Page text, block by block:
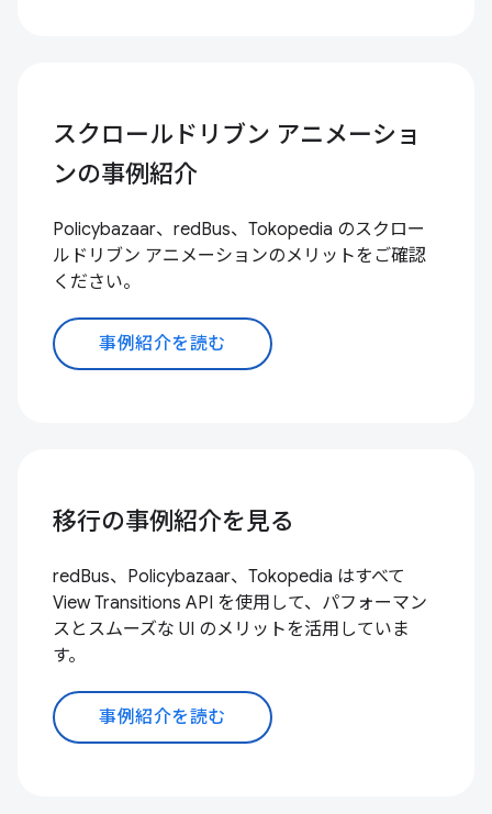
スクロールドリブン アニメーショ
ンの事例紹介
Policybazaar、redBus、Tokopedia のスクロー
ルドリブン アニメーションのメリットをご確認
ください。
事例紹介を読む
移行の事例紹介を見る
redBus、Policybazaar、Tokopedia はすべて
View Transitions API を使用して、パフォーマン
スとスムーズな UI のメリットを活用していま
す。
事例紹介を読む